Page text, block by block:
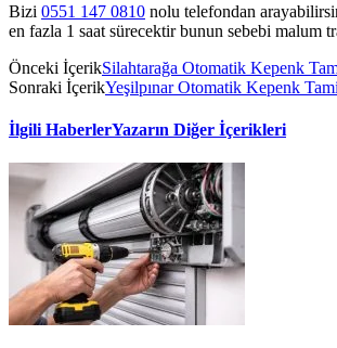
Bizi 0551 147 0810 nolu telefondan
en fazla 1 saat sürecektir bunun sebebi malum
Önceki İçerikSilahtarağa Otomatik Kepenk
Sonraki İçerikYeşilpınar Otomatik Kepenk
İlgili HaberlerYazarın Diğer İçerikleri